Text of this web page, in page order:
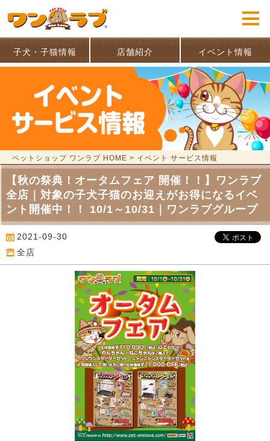
子犬・子猫情報 店舗紹介 イベント情報
ペットショップ ワンラブ HOME > イベント サービス情報
【秋の祭典！オータムフェア 開催！！】ワンラブ
全店｜対象の子犬子猫のお迎えがお得になるイベ
ント開催中！！ 10/1～10/31｜ワンラブグループ
2021-09-30
全店